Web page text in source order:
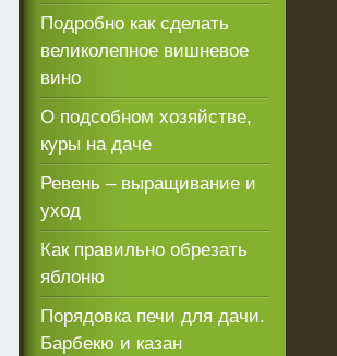
Подробно как сделать
великолепное вишневое
вино
О подсобном хозяйстве,
куры на даче
Ревень – выращивание и
уход
Как правильно обрезать
яблоню
Порядовка печи для дачи.
Барбекю и казан